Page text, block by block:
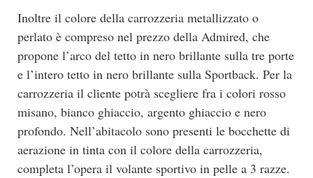
Inoltre il colore della carrozzeria metallizzato o
perlato è compreso nel prezzo della Admired, che
propone l’arco del tetto in nero brillante sulla tre porte
e l’intero tetto in nero brillante sulla Sportback. Per la
carrozzeria il cliente potrà scegliere fra i colori rosso
misano, bianco ghiaccio, argento ghiaccio e nero
profondo. Nell’abitacolo sono presenti le bocchette di
aerazione in tinta con il colore della carrozzeria,
completa l’opera il volante sportivo in pelle a 3 razze.